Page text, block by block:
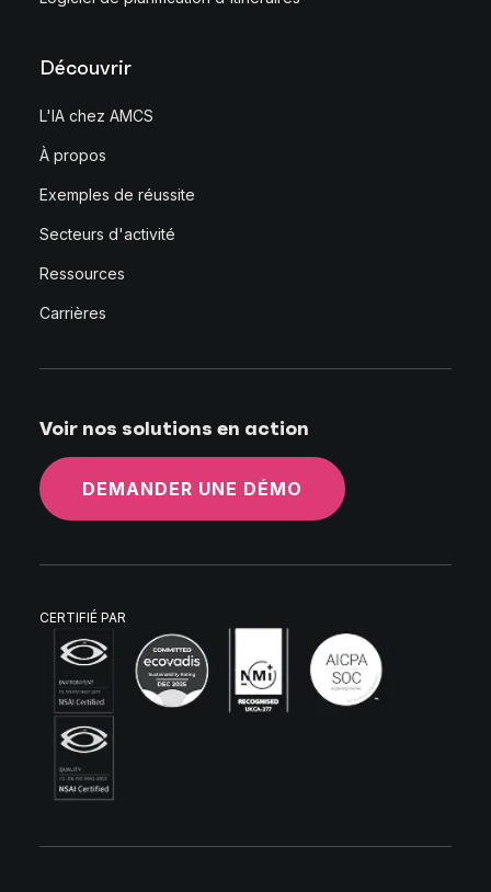
Découvrir
L'IA chez AMCS
À propos
Exemples de réussite
Secteurs d'activité
Ressources
Carrières
Voir nos solutions en action
DEMANDER UNE DÉMO
CERTIFIÉ PAR